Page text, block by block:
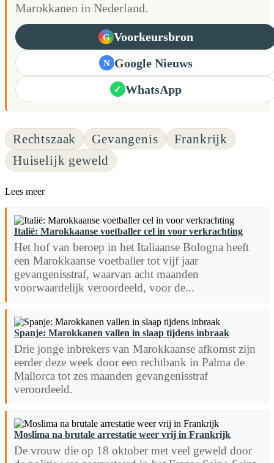
Marokkanen in Nederland.
G Voorkeursbron
N Google Nieuws
✓ WhatsApp
Rechtszaak Gevangenis
Frankrijk
Huiselijk geweld
Lees meer
Italië: Marokkaanse voetballer cel in voor verkrachting
Het hof van beroep in het Italiaanse Bologna heeft
een Marokkaanse voetballer tot vijf jaar
gevangenisstraf, waarvan acht maanden
voorwaardelijk veroordeeld, voor de...
Spanje: Marokkanen vallen in slaap tijdens inbraak
Drie jonge inbrekers van Marokkaanse afkomst zijn
eerder deze week door een rechtbank in Palma de
Mallorca tot zes maanden gevangenisstraf
veroordeeld.
Moslima na brutale arrestatie weer vrij in Frankrijk
De vrouw die op 18 oktober met veel geweld door